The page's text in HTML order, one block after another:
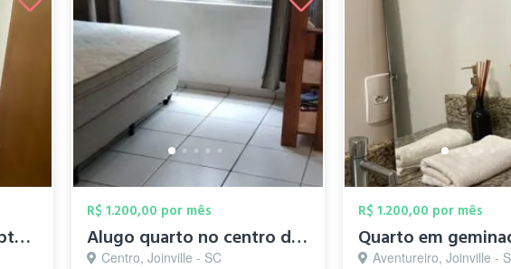
Quarto individual em apto compartilhado
R$ 1.200,00 por mês
Alugo quarto no centro de Joinville
Centro, Joinville - SC
R$ 1.200,00 por mês
Aventureiro, Joinville -